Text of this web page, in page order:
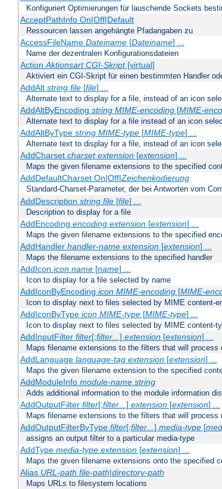
Konfiguriert Optimierungen für lauschende Sockets
AcceptPathInfo On|Off|Default
Ressourcen lassen angehängte Pfadangaben zu
AccessFileName Dateiname[Dateiname] ...
Name der dezentralen Konfigurationsdateien
ActionAktionsart CGI-Skript[virtual]
Aktiviert ein CGI-Skript für einen bestimmten Handler
AddAlt string file[file] ...
Alternate text to display for a file, instead of an icon
AddAltByEncoding string MIME-encoding[MIME-
Alternate text to display for a file instead of an icon
AddAltByType string MIME-type[MIME-type] ...
Alternate text to display for a file, instead of an icon
AddCharset charset extension[extension] ...
Maps the given filename extensions to the specified
AddDefaultCharset On|Off|Zeichenkodierung
Standard-Charset-Parameter, der bei Antworten vom
AddDescription string file[file] ...
Description to display for a file
AddEncoding encoding extension[extension] ...
Maps the given filename extensions to the specified
AddHandler handler-name extension[extension] ...
Maps the filename extensions to the specified handler
AddIcon icon name[name] ...
Icon to display for a file selected by name
AddIconByEncoding icon MIME-encoding[MIME-
Icon to display next to files selected by MIME content-
AddIconByType icon MIME-type[MIME-type] ...
Icon to display next to files selected by MIME content-
AddInputFilter filter[;filter...] extension[extension] ...
Maps filename extensions to the filters that will process
AddLanguage language-tag extension[extension] ...
Maps the given filename extension to the specified
AddModuleInfo module-name string
Adds additional information to the module information
AddOutputFilter filter[;filter...] extension[extension] ...
Maps filename extensions to the filters that will process
AddOutputFilterByType filter[;filter...] media-type[
assigns an output filter to a particular media-type
AddType media-type extension[extension] ...
Maps the given filename extensions onto the specified
Alias URL-path file-path|directory-path
Maps URLs to filesystem locations